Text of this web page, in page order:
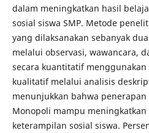
dalam meningkatkan hasil
sosial siswa SMP. Metode
yang dilaksanakan sebanyak
melalui observasi, wawancara,
secara kuantitatif menggunakan
kualitatif melalui analisis
menunjukkan bahwa
Monopoli mampu
keterampilan sosial siswa.